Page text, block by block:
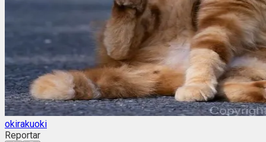
okirakuoki
Reportar